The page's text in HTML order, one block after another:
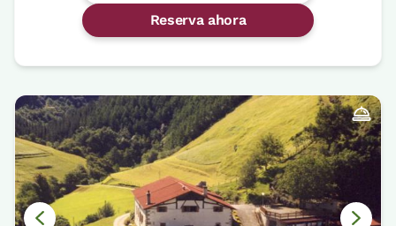
Reserva ahora